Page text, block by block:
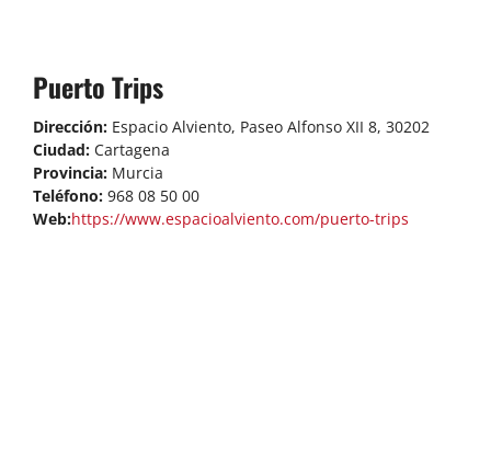
Puerto Trips
Dirección: Espacio Alviento, Paseo Alfonso XII 8, 30202
Ciudad:Cartagena
Provincia:Murcia
Teléfono: 968 08 50 00
Web:https://www.espacioalviento.com/puerto-trips